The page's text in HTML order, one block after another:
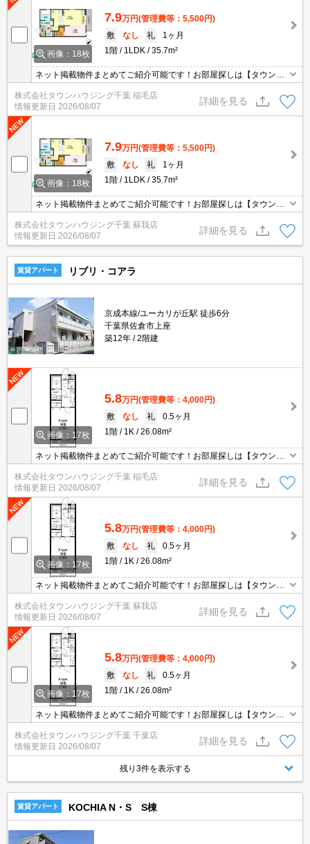
画像：18枚
7.9万円(管理費等：5,500円)
敷
なし 礼
1ヶ月
1階
1LDK 35.7m²
ネット掲載物件まとめてご紹介可能です！お部屋探しは【タウンハ
ウジング千葉】にお任せください！※オンライン内見・現地待ち合
わせは事前にご相談ください。
株式会社タウンハウジング千葉 稲毛店
情報更新日 2026/08/07
詳細を見る
画像：18枚
7.9万円(管理費等：5,500円)
敷
なし 礼
1ヶ月
1階
1LDK 35.7m²
ネット掲載物件まとめてご紹介可能です！お部屋探しは【タウンハ
ウジング千葉】にお任せください！※オンライン内見・現地待ち合
わせは事前にご相談ください。
株式会社タウンハウジング千葉 蘇我店
情報更新日 2026/08/07
詳細を見る
賃貸アパート リブリ・コアラ
京成本線/ユーカリが丘駅 徒歩6分
千葉県佐倉市上座
築12年
2階建
画像：17枚
5.8万円(管理費等：4,000円)
敷
なし 礼
0.5ヶ月
1階
1K 26.08m²
ネット掲載物件まとめてご紹介可能です！お部屋探しは【タウンハ
ウジング】にお任せください！※オンライン内見・現地待ち合わせ
は事前にご相談ください。
株式会社タウンハウジング千葉 稲毛店
情報更新日 2026/08/07
詳細を見る
画像：17枚
5.8万円(管理費等：4,000円)
敷
なし 礼
0.5ヶ月
1階
1K 26.08m²
ネット掲載物件まとめてご紹介可能です！お部屋探しは【タウンハ
ウジング】にお任せください！※オンライン内見・現地待ち合わせ
は事前にご相談ください。
株式会社タウンハウジング千葉 蘇我店
情報更新日 2026/08/07
詳細を見る
画像：17枚
5.8万円(管理費等：4,000円)
敷
なし 礼
0.5ヶ月
1階
1K 26.08m²
ネット掲載物件まとめてご紹介可能です！お部屋探しは【タウンハ
ウジング】にお任せください！※オンライン内見・現地待ち合わせ
は事前にご相談ください。
株式会社タウンハウジング千葉 千葉店
情報更新日 2026/08/07
詳細を見る
残り3件を表示する
賃貸アパート KOCHIA N・S S棟